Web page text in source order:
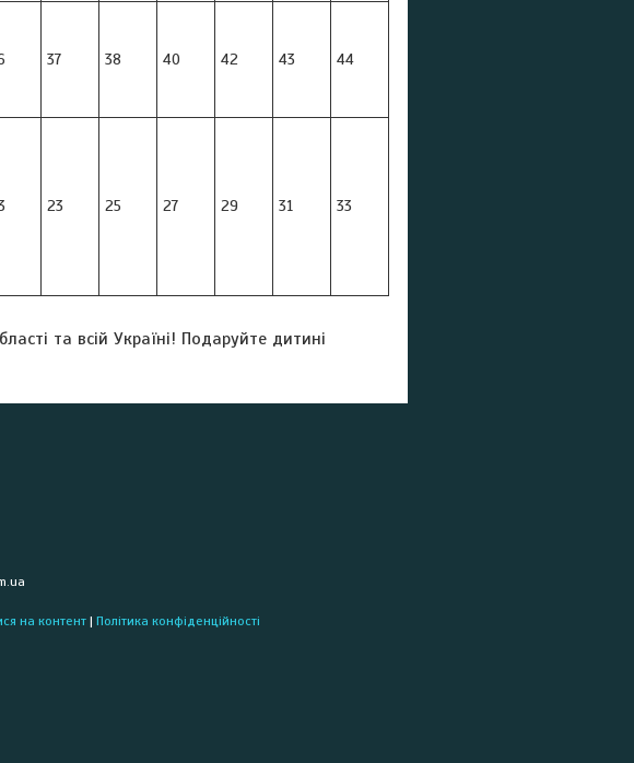
37 38 40 42 43 44
23 25 27 29 31 33
та всій Україні! Подаруйте дитині
на контент | Політика конфіденційності